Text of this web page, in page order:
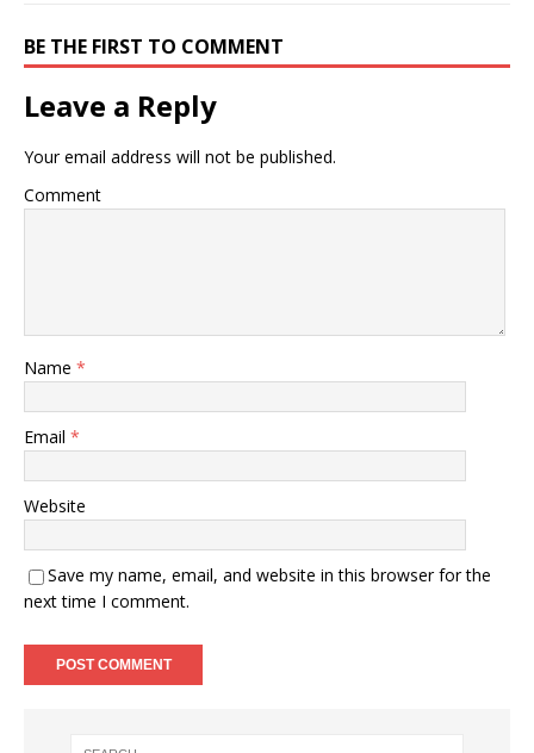
BE THE FIRST TO COMMENT
Leave a Reply
Your email address will not be published.
Comment
Name *
Email *
Website
Save my name, email, and website in this browser for the
next time I comment.